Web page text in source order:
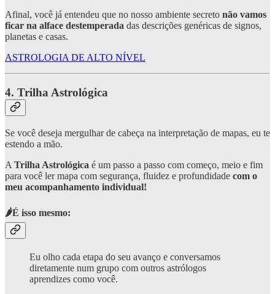
Afinal, você já entendeu que no nosso ambiente secreto não vamos
ficar na alface destemperada das descrições genéricas de signos,
planetas e casas.
ASTROLOGIA DE ALTO NÍVEL
4. Trilha Astrológica
Se você deseja mergulhar de cabeça na interpretação de mapas, eu te
estendo a mão.
A Trilha Astrológica é um passo a passo com começo, meio e fim
para você ler mapa com segurança, fluidez e profundidade com o
meu acompanhamento individual!
🌶️É isso mesmo:
Eu olho cada etapa do seu avanço e conversamos
diretamente num grupo com outros astrólogos
aprendizes como você.